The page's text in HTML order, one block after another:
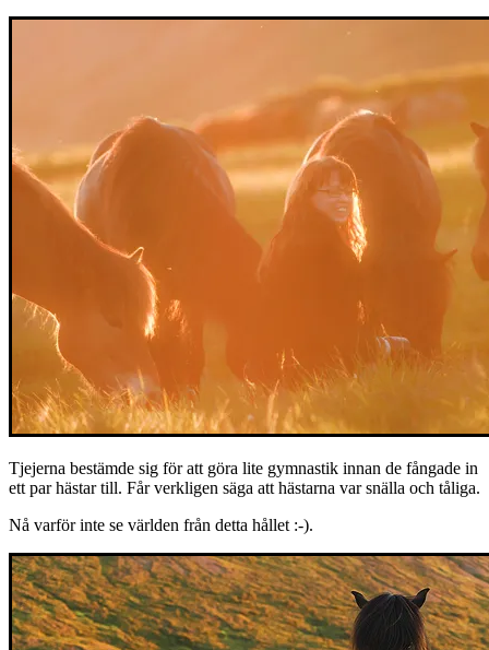
Tjejerna bestämde sig för att göra lite gymnastik innan de fångade in
ett par hästar till. Får verkligen säga att hästarna var snälla och tåliga.
Nå varför inte se världen från detta hållet :-).